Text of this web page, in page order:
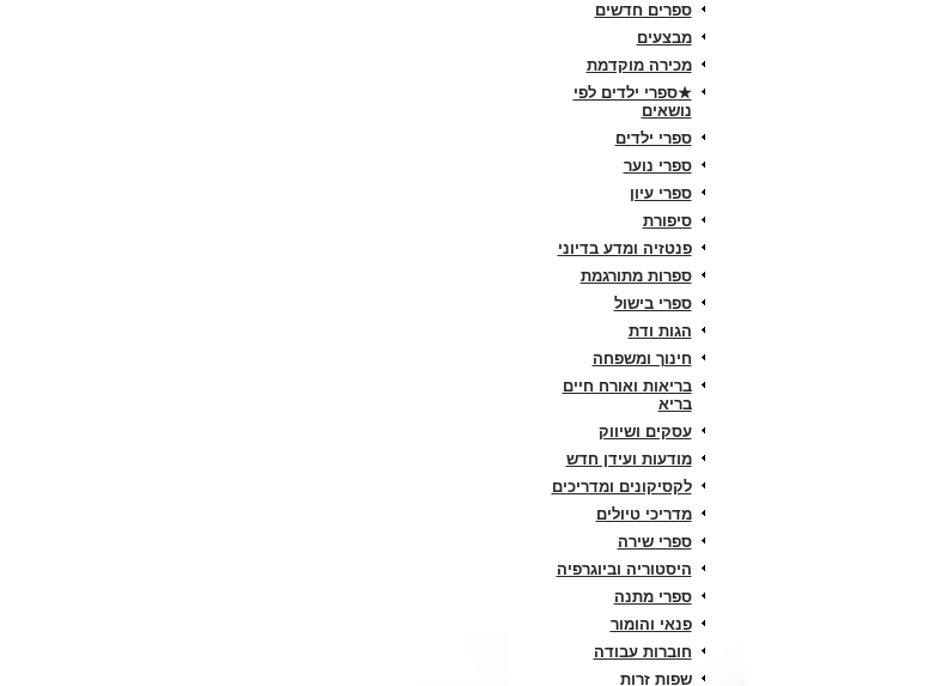
ספרים חדשים
מבצעים
מכירה מוקדמת
★ספרי ילדים לפי
נושאים
ספרי ילדים
ספרי נוער
ספרי עיון
סיפורת
פנטזיה ומדע בדיוני
ספרות מתורגמת
ספרי בישול
הגות ודת
חינוך ומשפחה
בריאות ואורח חיים
בריא
עסקים ושיווק
מודעות ועידן חדש
לקסיקונים ומדריכים
מדריכי טיולים
ספרי שירה
היסטוריה וביוגרפיה
ספרי מתנה
פנאי והומור
חוברות עבודה
שפות זרות